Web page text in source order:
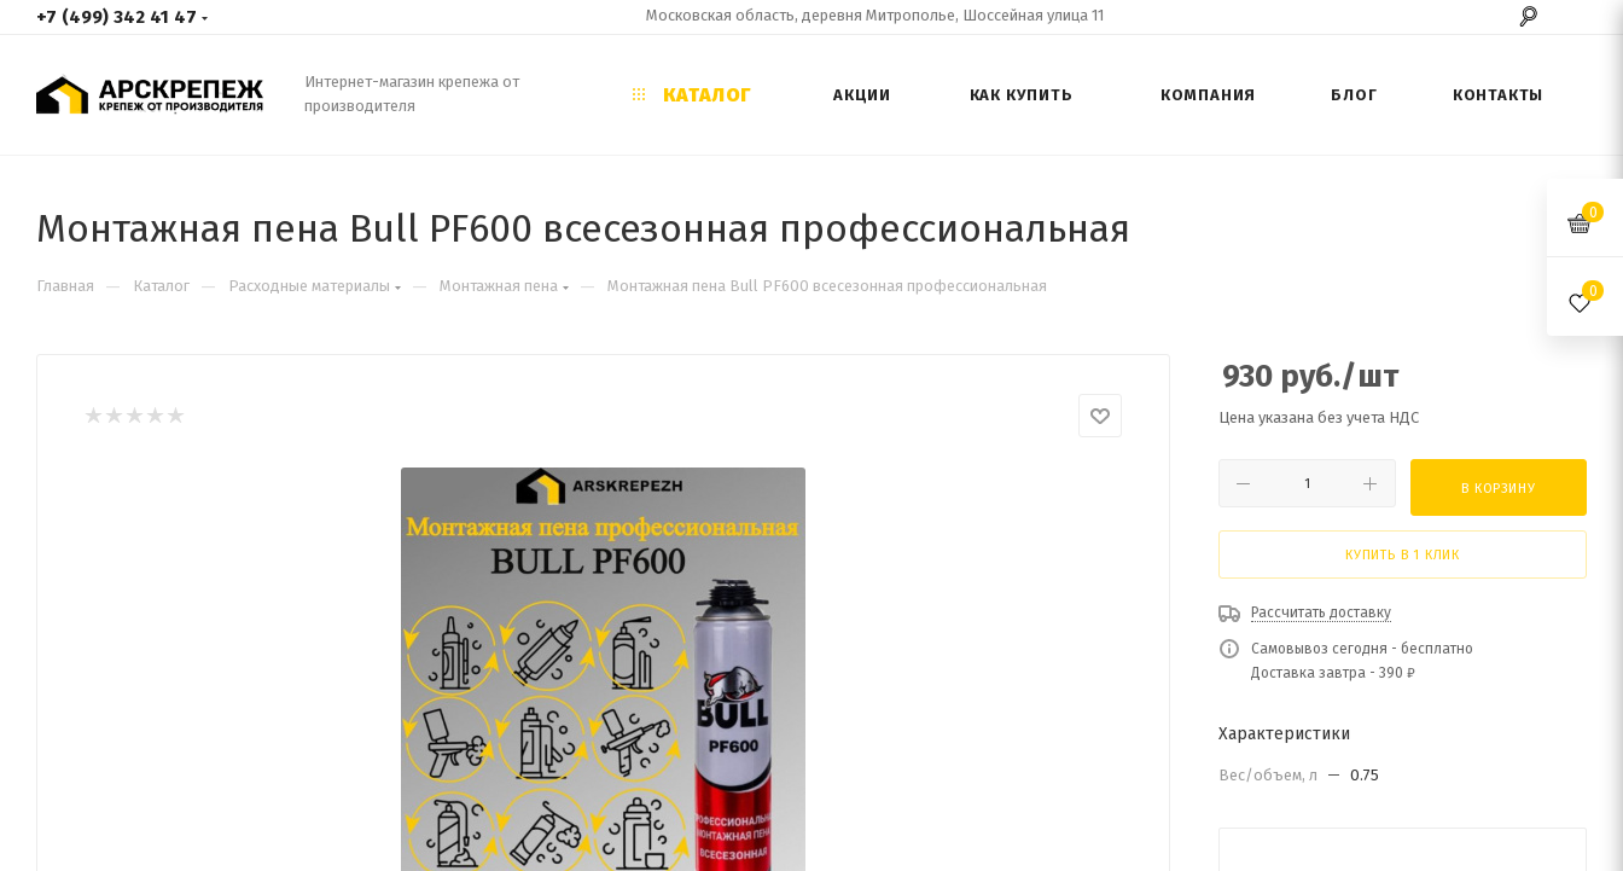
+7 (499) 342 41 47 Московская область, деревня Митрополье, Шоссейная улица 11
Интернет-магазин крепежа от
производителя
КАТАЛОГ АКЦИИ КАК КУПИТЬ КОМПАНИЯ БЛОГ КОНТАКТЫ
Монтажная пена Bull PF600 всесезонная профессиональная
Главная — Каталог — Расходные материалы — Монтажная пена — Монтажная пена Bull PF600 всесезонная профессиональная
930 руб./шт
Цена указана без учета НДС
В КОРЗИНУ
КУПИТЬ В 1 КЛИК
Рассчитать доставку
Самовывоз сегодня - бесплатно
Доставка завтра - 390 ₽
Характеристики
Вес/объем, л — 0.75
0
0